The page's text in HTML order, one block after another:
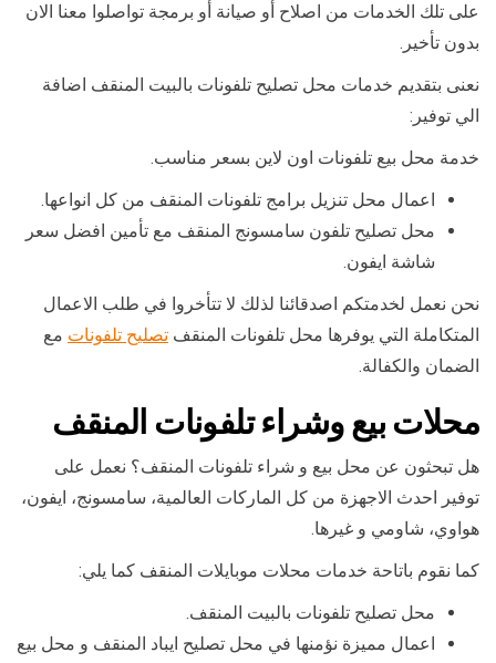
على تلك الخدمات من اصلاح أو صيانة أو برمجة تواصلوا معنا الان
بدون تأخير.
نعنى بتقديم خدمات محل تصليح تلفونات بالبيت المنقف اضافة
الي توفير:
خدمة محل بيع تلفونات اون لاين بسعر مناسب.
اعمال محل تنزيل برامج تلفونات المنقف من كل انواعها.
محل تصليح تلفون سامسونج المنقف مع تأمين افضل سعر
شاشة ايفون.
نحن نعمل لخدمتكم اصدقائنا لذلك لا تتأخروا في طلب الاعمال
المتكاملة التي يوفرها محل تلفونات المنقف تصليح تلفونات مع
الضمان والكفالة.
محلات بيع وشراء تلفونات المنقف
هل تبحثون عن محل بيع و شراء تلفونات المنقف؟ نعمل على
توفير احدث الاجهزة من كل الماركات العالمية، سامسونج، ايفون،
هواوي، شاومي و غيرها.
كما نقوم باتاحة خدمات محلات موبايلات المنقف كما يلي:
محل تصليح تلفونات بالبيت المنقف.
اعمال مميزة نؤمنها في محل تصليح ايباد المنقف و محل بيع